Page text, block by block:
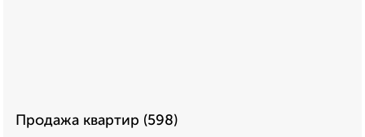
Продажа квартир (598)